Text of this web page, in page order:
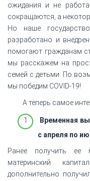
ожидания и не
сокращаются, а
Но наше
разработано и
помогают гражданам
мы расскажем на
семей с детьми. По
мы победим COVID-19!
А теперь самое
Временная
с апреля по
Ранее получить
материнский
дополнительно